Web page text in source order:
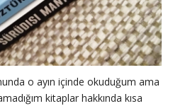
o ayın içinde okuduğum ama
kitaplar hakkında kısa